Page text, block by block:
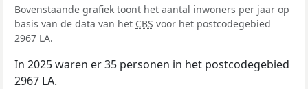
Bovenstaande grafiek toont het aantal inwoners per jaar op
basis van de data van het CBS voor het postcodegebied
2967 LA.
In 2025 waren er 35 personen in het postcodegebied
2967 LA.